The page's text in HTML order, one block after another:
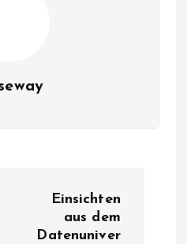
Einsichten
aus dem
Datenuniver